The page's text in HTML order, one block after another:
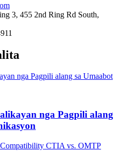
3, 455 2nd Ring Rd South,
nga Pagpili alang